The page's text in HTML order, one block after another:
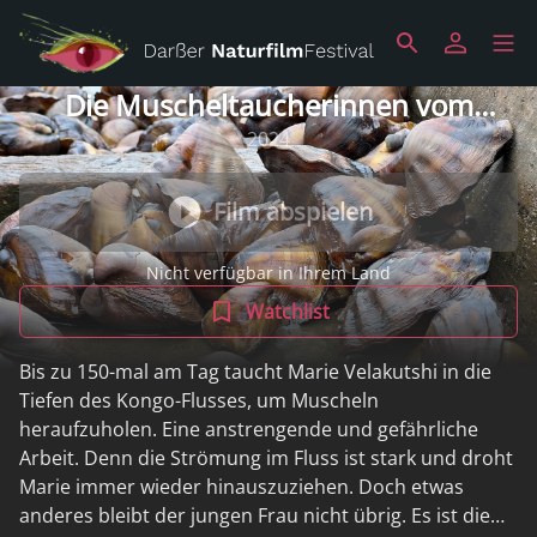
Die Muscheltaucherinnen vom
Kongo-Delta
2024
Film abspielen
Nicht verfügbar in Ihrem Land
Watchlist
Bis zu 150-mal am Tag taucht Marie Velakutshi in die
Tiefen des Kongo-Flusses, um Muscheln
heraufzuholen. Eine anstrengende und gefährliche
Arbeit. Denn die Strömung im Fluss ist stark und droht
Marie immer wieder hinauszuziehen. Doch etwas
anderes bleibt der jungen Frau nicht übrig. Es ist die